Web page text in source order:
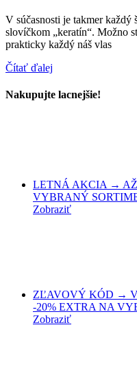
V súčasnosti je takmer každý
slovíčkom „keratín“. Možno
prakticky každý náš vlas
Čítať ďalej
Nakupujte lacnejšie!
LETNÁ AKCIA → AŽ
VYBRANÝ
Zobraziť
ZĽAVOVÝ KÓD →
-20% EXTRA NA
Zobraziť